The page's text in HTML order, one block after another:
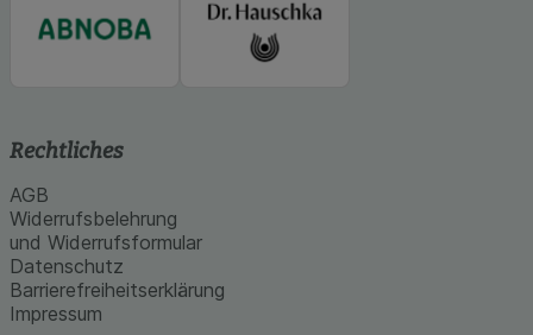
Rechtliches
AGB
Widerrufsbelehrung
und Widerrufsformular
Datenschutz
Barrierefreiheitserklärung
Impressum